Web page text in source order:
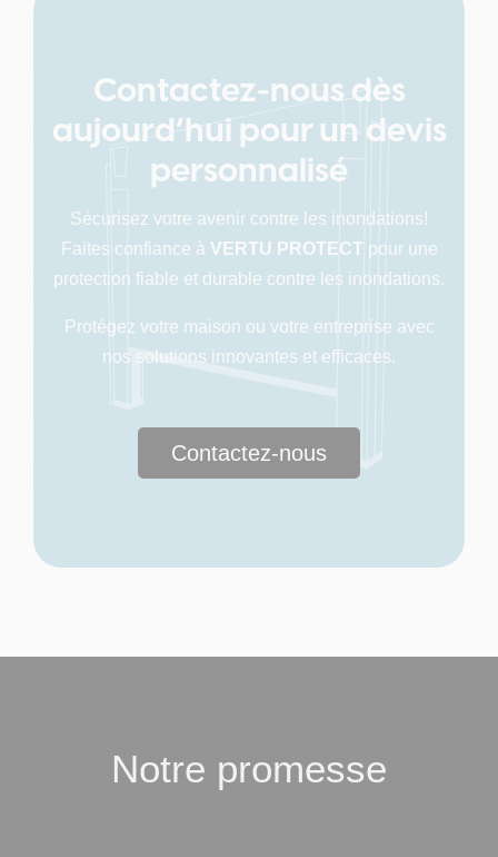
Contactez-nous dès
aujourd’hui pour un devis
personnalisé
Sécurisez votre avenir contre les inondations!
Faites confiance à VERTU PROTECT pour une
protection fiable et durable contre les inondations.
Protégez votre maison ou votre entreprise avec
nos solutions innovantes et efficaces.
Contactez-nous
Notre promesse